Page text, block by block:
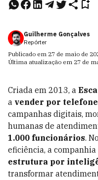
Guilherme Gonçalves
Repórter
Publicado em 27 de maio de
Última atualização em 27 de
Criada em 2013, a
a vender por telefone
campanhas digitais,
humanas de
1.000 funcionários.
eficiência, a
estrutura por
transformar